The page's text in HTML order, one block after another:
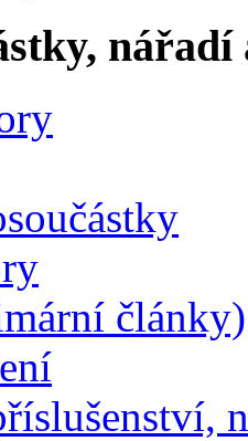
nářadí
články)